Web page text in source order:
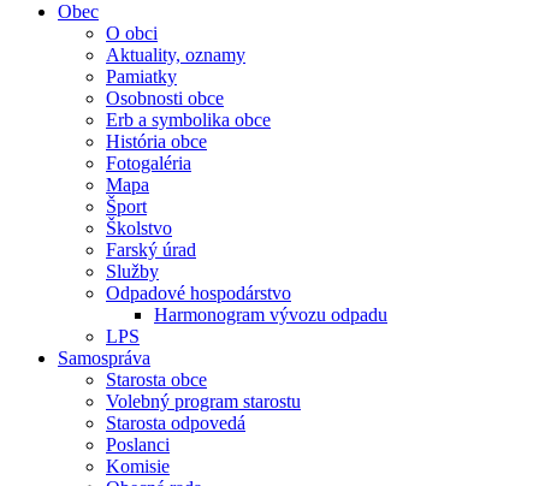
Obec
O obci
Aktuality, oznamy
Pamiatky
Osobnosti obce
Erb a symbolika obce
História obce
Fotogaléria
Mapa
Šport
Školstvo
Farský úrad
Služby
Odpadové hospodárstvo
Harmonogram vývozu odpadu
LPS
Samospráva
Starosta obce
Volebný program starostu
Starosta odpovedá
Poslanci
Komisie